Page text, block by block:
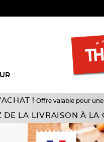
valable pour une commande
DE LA LIVRAISON À LA